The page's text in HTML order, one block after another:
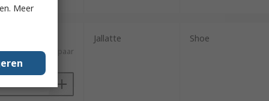
€ 77,90/paar
Jallatte Shoe
Meer